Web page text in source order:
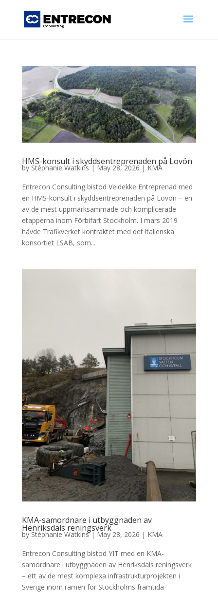
HMS-konsult i skyddsentreprenaden på Lovön
by Stéphanie Watkins | May 28, 2026 | KMA
Entrecon Consulting bistod Veidekke Entreprenad med
en HMS-konsult i skyddsentreprenaden på Lovön – en
av de mest uppmärksammade och komplicerade
etapperna inom Förbifart Stockholm. I mars 2019
hävde Trafikverket kontraktet med det italienska
konsortiet LSAB, som...
KMA-samordnare i utbyggnaden av
Henriksdals reningsverk
by Stéphanie Watkins| May 28, 2026 | KMA
Entrecon Consulting bistod YIT med en KMA-
samordnare i utbyggnaden av Henriksdals reningsverk
– ett av de mest komplexa infrastrukturprojekten i
Sverige inom ramen för Stockholms framtida